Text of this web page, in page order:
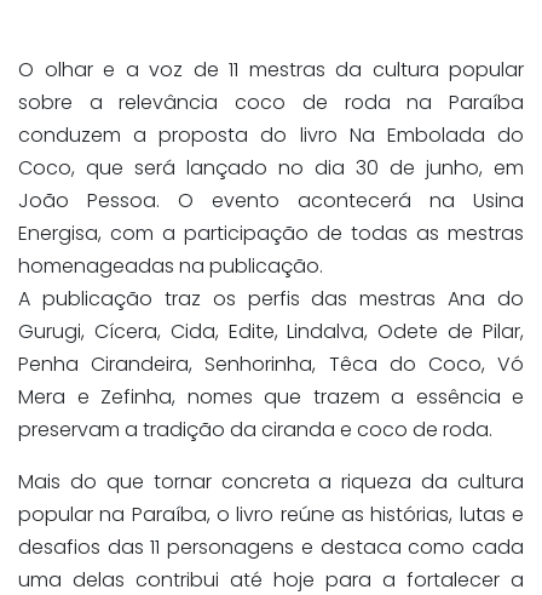
O olhar e a voz de 11 mestras da cultura popular
sobre a relevância coco de roda na Paraíba
conduzem a proposta do livro Na Embolada do
Coco, que será lançado no dia 30 de junho, em
João Pessoa. O evento acontecerá na Usina
Energisa, com a participação de todas as mestras
homenageadas na publicação.
A publicação traz os perfis das mestras Ana do
Gurugi, Cícera, Cida, Edite, Lindalva, Odete de Pilar,
Penha Cirandeira, Senhorinha, Têca do Coco, Vó
Mera e Zefinha, nomes que trazem a essência e
preservam a tradição da ciranda e coco de roda.
Mais do que tornar concreta a riqueza da cultura
popular na Paraíba, o livro reúne as histórias, lutas e
desafios das 11 personagens e destaca como cada
uma delas contribui até hoje para a fortalecer a